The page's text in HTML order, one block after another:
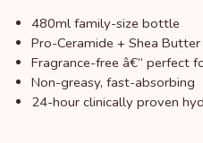
480ml family-size bottle
Pro-Ceramide + Shea
Fragrance-free â€” perfect
Non-greasy, fast-absorbing
24-hour clinically proven